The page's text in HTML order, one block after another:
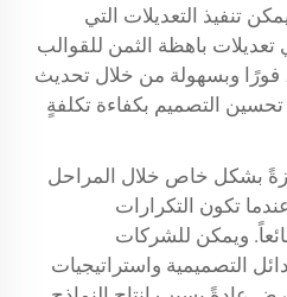
تنفيذ التعديلات التي
تعديلات باهظة الثمن للقوالب
فورًا وبسهولة من خلال تحديث
التصميم بكفاءة تكلفةٍ
بشكل خاص خلال المراحل
تكون التكرارات
ويمكن للشركات
التصميمية واستراتيجيات